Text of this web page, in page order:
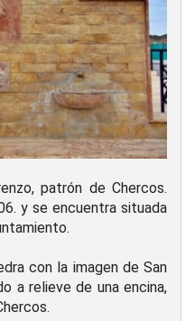
patrón de Chercos.
y se encuentra situada
con la imagen de San
a relieve de una encina,